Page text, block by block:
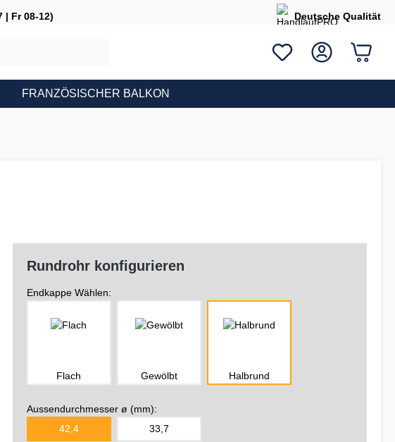
| Fr 08-12) Deutsche Qualität
FRANZÖSISCHER BALKON
Rundrohr konfigurieren
Endkappe Wählen:
Flach Gewölbt Halbrund
Aussendurchmesser ø (mm):
42,4
33,7